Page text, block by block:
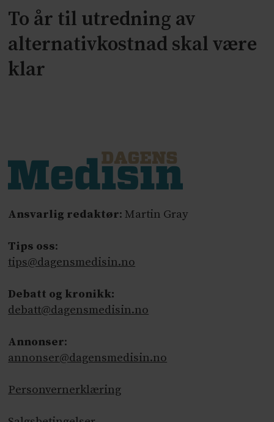
To år til utredning av
alternativkostnad skal være
klar
Ansvarlig redaktør: Martin Gray
Tips oss:
tips@dagensmedisin.no
Debatt og kronikk:
debatt@dagensmedisin.no
Annonser:
annonser@dagensmedisin.no
Personvernerklæring